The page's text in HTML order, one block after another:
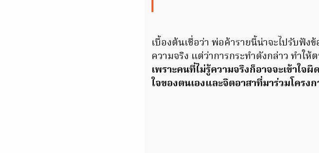
เบื้องต้นเชื่อว่า พ่อค้ารายนี้น่าจะไปรับฟั
ความจริง แต่ว่าการกระทำดังกล่าว ทำใ
เพราะคนที่ไม่รู้ความจริงก็อาจจะเข้าใจ
ใจของตนเองและจิตอาสาที่มาร่วมโครง